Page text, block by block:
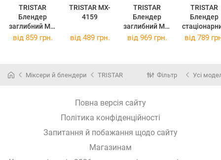
TRISTAR
Блендер
заглибний MX-
4156
TRISTAR MX-
4159
TRISTAR
Блендер
заглибний MX-
4166
TRISTAR
Блендер
BL-4427
від 859 грн. від 489 грн. від 969 грн. від 789
Міксери й блендери TRISTAR Фільтр Усі
Повна версія сайту
Політика конфіденційності
Запитання й побажання щодо сайту
Магазинам